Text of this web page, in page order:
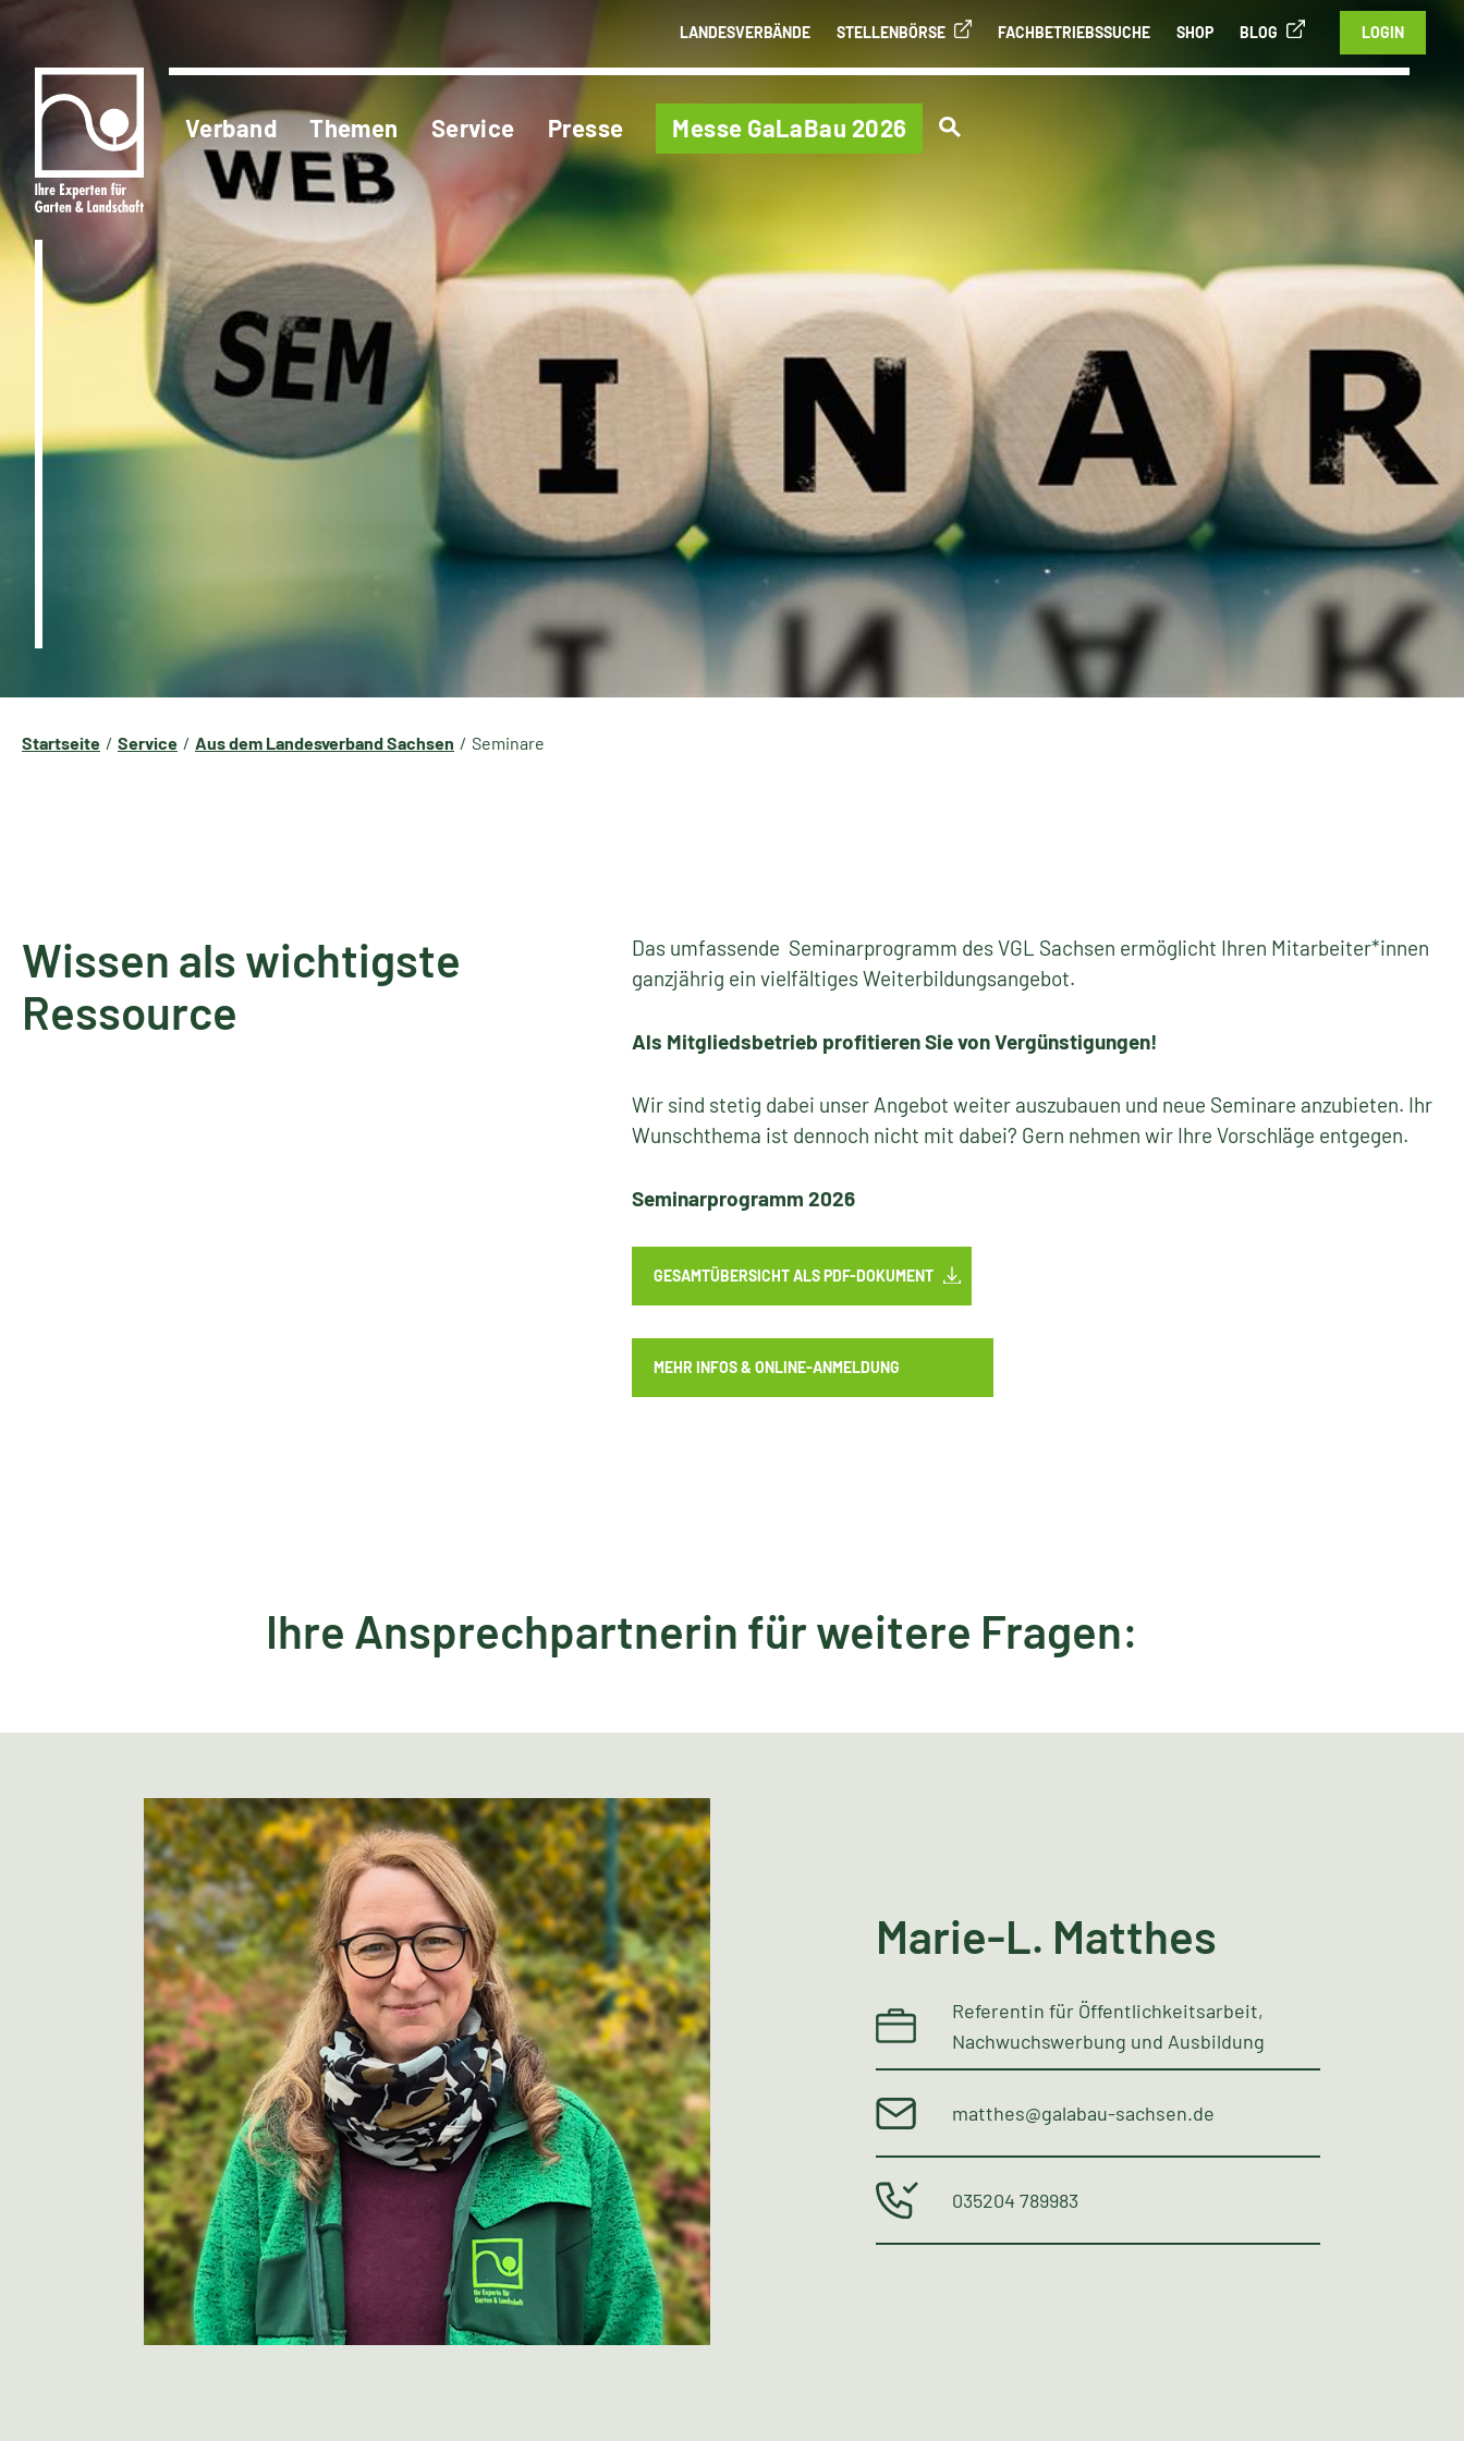
LANDESVERBÄNDE STELLENBÖRSE FACHBETRIEBSSUCHE SHOP BLOG LOGIN
Verband Themen Service Presse Messe GaLaBau 2026
Startseite Service Aus dem Landesverband Sachsen Seminare
Wissen als wichtigste
Ressource
Das umfassende Seminarprogramm des VGL Sachsen ermöglicht Ihren Mitarbeiter*innen
ganzjährig ein vielfältiges Weiterbildungsangebot.
Als Mitgliedsbetrieb profitieren Sie von Vergünstigungen!
Wir sind stetig dabei unser Angebot weiter auszubauen und neue Seminare anzubieten. Ihr
Wunschthema ist dennoch nicht mit dabei? Gern nehmen wir Ihre Vorschläge entgegen.
Seminarprogramm 2026
GESAMTÜBERSICHT ALS PDF-DOKUMENT
MEHR INFOS & ONLINE-ANMELDUNG
Ihre Ansprechpartnerin für weitere Fragen:
Marie-L. Matthes
Referentin für Öffentlichkeitsarbeit,
Nachwuchswerbung und Ausbildung
matthes@galabau-sachsen.de
035204 789983